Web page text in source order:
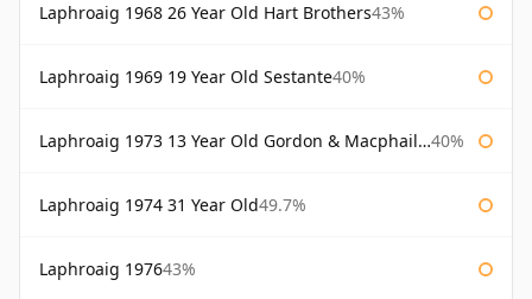
Laphroaig 1968 26 Year Old Hart Brothers43%
Laphroaig 1969 19 Year Old Sestante40%
Laphroaig 1973 13 Year Old Gordon & Macphail Connoisseurs Choice 40%
Laphroaig 1974 31 Year Old49.7%
Laphroaig 197643%